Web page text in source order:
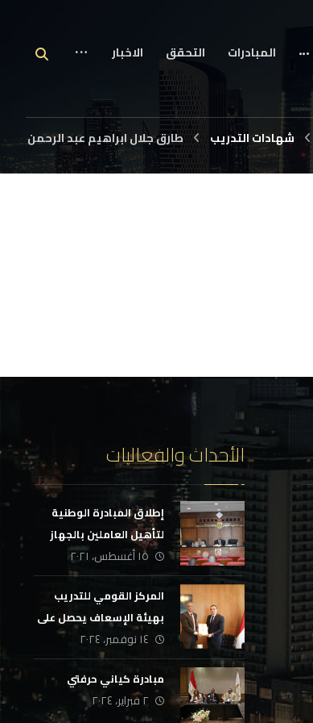
المبادرات التحقق الاخبار
شهادات التدريب طارق جلال ابراهيم عبد الرحمن
الأحداث والفعاليات
إطلاق المبادرة الوطنية
لتأهيل العاملين بالجهاز
الإداري للدولة
١٥ أغسطس، ٢٠٢١
المركز القومي للتدريب
بهيئة الإسعاف يحصل على
شهادة الجودة للسنة
الثانية
١٤ نوفمبر، ٢٠٢٤
مبادرة كياني حرفتي
٢ فبراير، ٢٠٢٤